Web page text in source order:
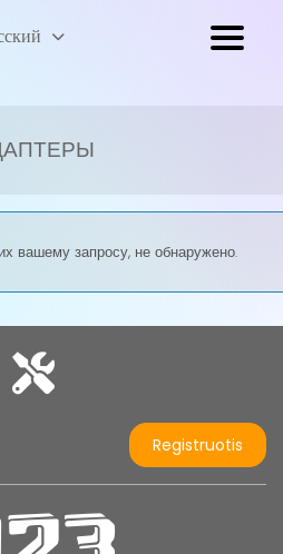
Литовский
вашему запросу, не обнаружено.
Registruotis